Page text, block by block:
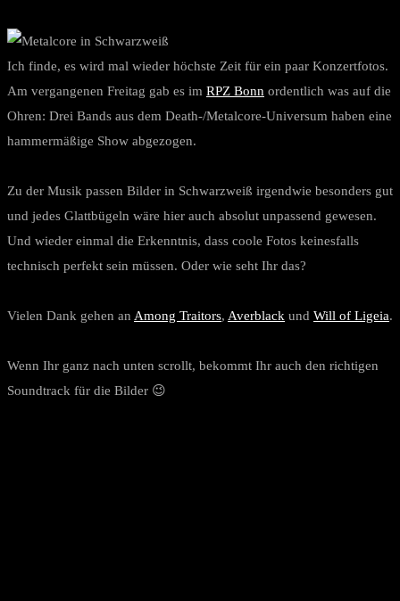
Ich finde, es wird mal wieder höchste Zeit für ein paar Konzertfotos.
Am vergangenen Freitag gab es im RPZ Bonn ordentlich was auf die
Ohren: Drei Bands aus dem Death-/Metalcore-Universum haben eine
hammermäßige Show abgezogen.
Zu der Musik passen Bilder in Schwarzweiß irgendwie besonders gut
und jedes Glattbügeln wäre hier auch absolut unpassend gewesen.
Und wieder einmal die Erkenntnis, dass coole Fotos keinesfalls
technisch perfekt sein müssen. Oder wie seht Ihr das?
Vielen Dank gehen an Among Traitors, Averblack und Will of Ligeia.
Wenn Ihr ganz nach unten scrollt, bekommt Ihr auch den richtigen
Soundtrack für die Bilder 😉